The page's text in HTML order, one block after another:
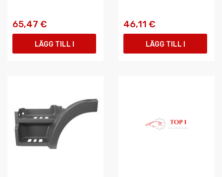
65,47 €
LÄGG TILL I
46,11 €
LÄGG TILL I